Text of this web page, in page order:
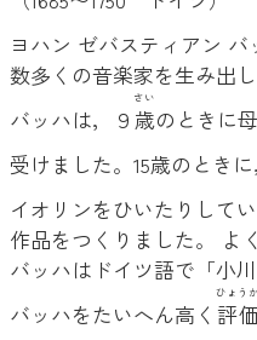
ヨハン ゼバスティアン
数多くの音楽家を生み出
バッハは，９ 歳
さい
のときに
受けました。15歳のとき
イオリンをひいたりして
作品をつくりました。 よ
バッハはドイツ語で「小
バッハをたいへん高く 評価
ひょうか